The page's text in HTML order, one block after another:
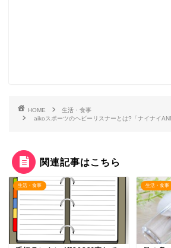
HOME
生活・食事
aikoスポーツのヘビーリスナーとは?「ナイナイ
関連記事はこちら
生活・食事 生活・食事